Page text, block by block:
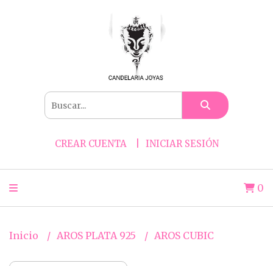
CREAR CUENTA INICIAR SESIÓN
0
Inicio AROS PLATA 925 AROS CUBIC